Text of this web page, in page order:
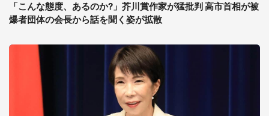
「こんな態度、あるのか?」芥川賞作家が猛批判 高市首相が被
爆者団体の会長から話を聞く姿が拡散